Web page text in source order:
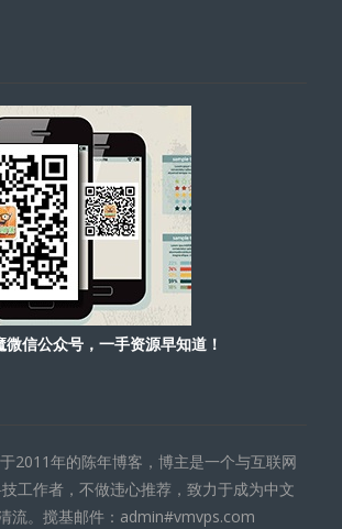
微信公众号，一手资源早知道！
2011年的陈年博客，博主是一个与互联网
工作者，不做违心推荐，致力于成为中文
流。搅基邮件：admin#vmvps.com